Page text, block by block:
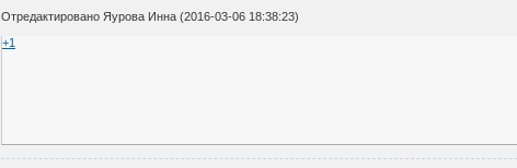
Отредактировано Яурова Инна (2016-03-06 18:38:23)
+1